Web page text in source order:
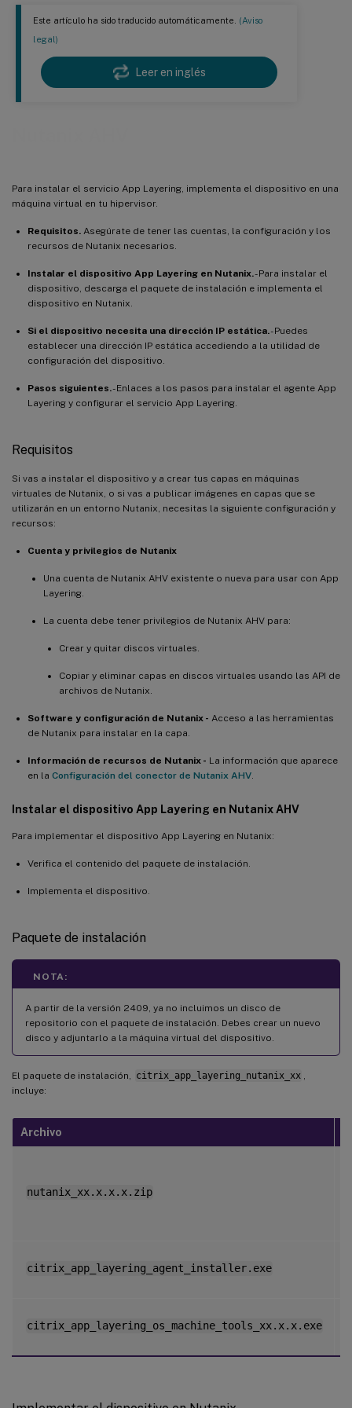
Este artículo ha sido traducido automáticamente. (Aviso
legal)
Leer en inglés
Para instalar el servicio App Layering, implementa el dispositivo en una
máquina virtual en tu hipervisor.
Requisitos. Asegúrate de tener las cuentas, la configuración y los
recursos de Nutanix necesarios.
Instalar el dispositivo App Layering en Nutanix.- Para instalar el
dispositivo, descarga el paquete de instalación e implementa el
dispositivo en Nutanix.
Si el dispositivo necesita una dirección IP estática.- Puedes
establecer una dirección IP estática accediendo a la utilidad de
configuración del dispositivo.
Pasos siguientes.- Enlaces a los pasos para instalar el agente App
Layering y configurar el servicio App Layering.
Requisitos
Si vas a instalar el dispositivo y a crear tus capas en máquinas
virtuales de Nutanix, o si vas a publicar imágenes en capas que se
utilizarán en un entorno Nutanix, necesitas la siguiente configuración y
recursos:
Cuenta y privilegios de Nutanix
Una cuenta de Nutanix AHV existente o nueva para usar con App
Layering.
La cuenta debe tener privilegios de Nutanix AHV para:
Crear y quitar discos virtuales.
Copiar y eliminar capas en discos virtuales usando las API de
archivos de Nutanix.
Software y configuración de Nutanix - Acceso a las herramientas
de Nutanix para instalar en la capa.
Información de recursos de Nutanix - La información que aparece
en la Configuración del conector de Nutanix AHV
Instalar el dispositivo App Layering en Nutanix AHV
Para implementar el dispositivo App Layering en Nutanix:
Verifica el contenido del paquete de instalación.
Implementa el dispositivo.
Paquete de instalación
NOTA:
A partir de la versión 2409, ya no incluimos un disco de
repositorio con el paquete de instalación. Debes crear un nuevo
disco y adjuntarlo a la máquina virtual del dispositivo.
El paquete de instalación, citrix_app_layering_nutanix_xx
incluye:
Archivo
nutanix_xx.x.x.x.zip
citrix_app_layering_agent_installer.exe
citrix_app_layering_os_machine_tools_xx.x.x.exe